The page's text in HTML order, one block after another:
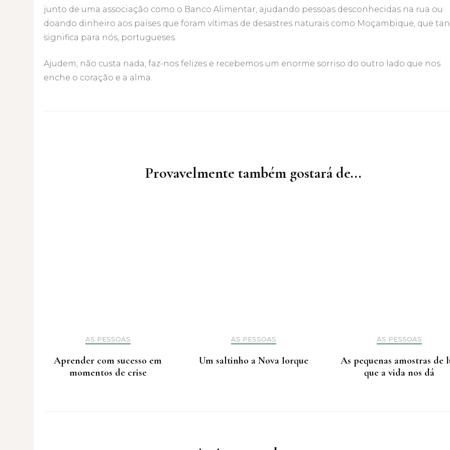
junto de uma associação como o Banco Alimentar, ajudando pessoas desconhecidas na rua ou
doando dinheiro aos países que foram vítimas de desastres naturais como Moçambique, que
significa para nós, portugueses.
Ajudem, não custa nada, faz-nos felizes e recebemos um enorme sorriso do outro lado que nos
enche o coração e a alma.
Provavelmente também gostará de...
AS PESSOAS
Aprender com sucesso em
momentos de crise
AS PESSOAS
Um saltinho a Nova Iorque
AS PESSOAS
As pequenas amostras de
que a vida nos dá